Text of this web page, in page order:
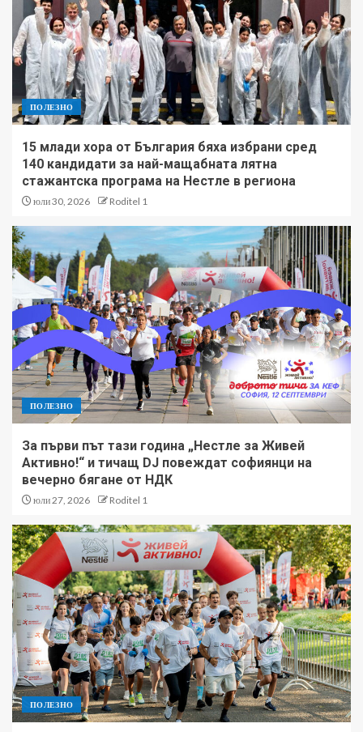
ПОЛЕЗНО
15 млади хора от България бяха избрани сред
140 кандидати за най-мащабната лятна
стажантска програма на Нестле в региона
юли 30, 2026 Roditel 1
ПОЛЕЗНО
За първи път тази година „Нестле за Живей
Активно!“ и тичащ DJ повеждат софиянци на
вечерно бягане от НДК
юли 27, 2026 Roditel 1
ПОЛЕЗНО